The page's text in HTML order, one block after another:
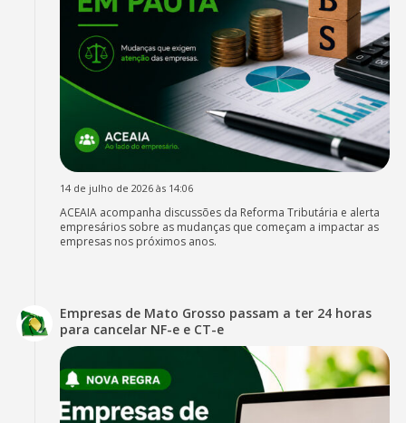
14 de julho de 2026 às 14:06
ACEAIA acompanha discussões da Reforma Tributária e alerta
empresários sobre as mudanças que começam a impactar as
empresas nos próximos anos.
Empresas de Mato Grosso passam a ter 24 horas
para cancelar NF-e e CT-e